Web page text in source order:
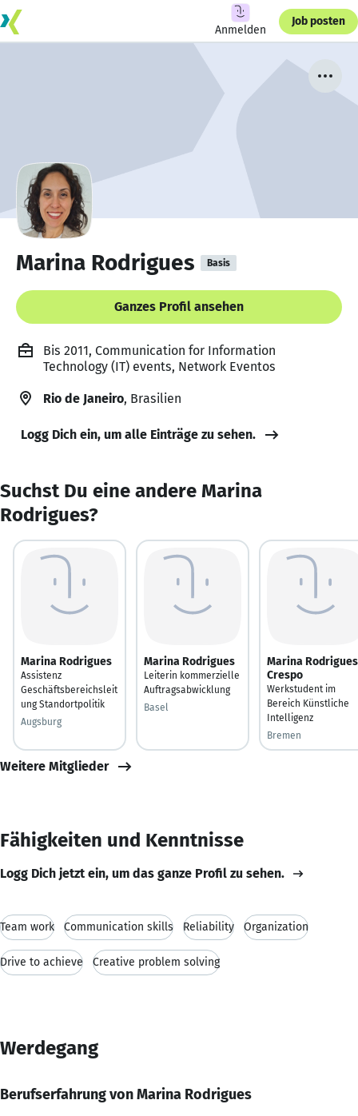
Anmelden
Job posten
Marina Rodrigues Basis
Ganzes Profil ansehen
Bis 2011, Communication for Information
Technology (IT) events, Network Eventos
Rio de Janeiro, Brasilien
Logg Dich ein, um alle Einträge zu sehen.
Suchst Du eine andere Marina
Rodrigues?
Marina Rodrigues
Assistenz
Geschäftsbereichsleit
ung Standortpolitik
Augsburg
Marina Rodrigues
Leiterin kommerzielle
Auftragsabwicklung
Basel
Marina Rodrigues
Crespo
Werkstudent im
Bereich Künstliche
Intelligenz
Bremen
Weitere Mitglieder
Fähigkeiten und Kenntnisse
Logg Dich jetzt ein, um das ganze Profil zu sehen.
Team work Communication skills Reliability Organization
Drive to achieve Creative problem solving
Werdegang
Berufserfahrung von Marina Rodrigues